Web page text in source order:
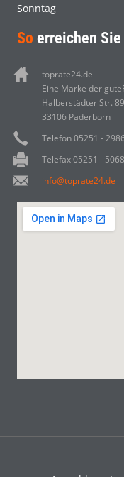
Sonntag
So erreichen
toprate24.de
Eine Marke der
Halberstädter Str. 89
33106 Paderborn
Telefon 05251 -
Telefax 05251 -
info@toprate24.de